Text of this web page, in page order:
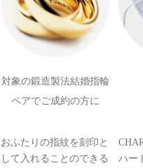
対象の鍛造製法結婚指輪
ペアでご成約の方に
おふたりの指紋を刻印と
して入れることのできる
ハー